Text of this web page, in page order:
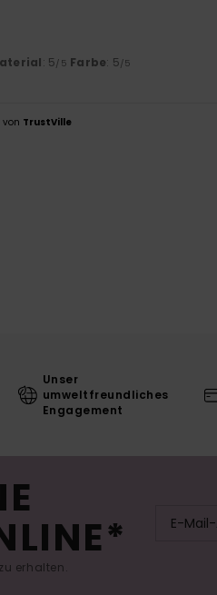
: 5/5 Farbe: 5/5
von TrustVille
Unser
umweltfreundliches
Engagement
erhalten.